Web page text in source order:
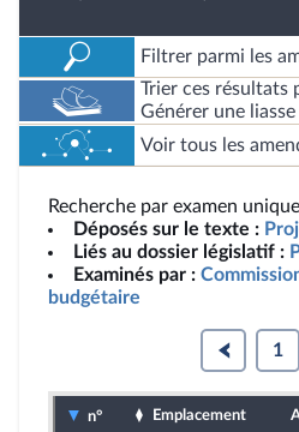
Filtrer parmi les
Trier ces résultats
Générer une liasse
Voir tous les
Recherche par examen
Déposés sur le texte :
Liés au dossier législatif :
Examinés par :
budgétaire
1
n° Emplacement